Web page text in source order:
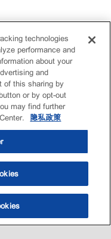
找门店
technologies
performance and
about your
and
of this sharing by
or by opt-out
may find further
隐私政策